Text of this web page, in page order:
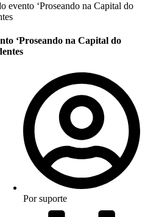
evento ‘Proseando na Capital do
‘Proseando na Capital do
Porsuporte